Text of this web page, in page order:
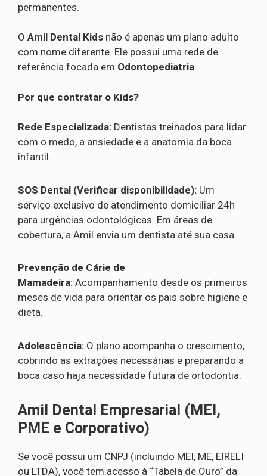
permanentes.
O Amil Dental Kids não é apenas um plano adulto
com nome diferente. Ele possui uma rede de
referência focada em Odontopediatria.
Por que contratar o Kids?
Rede Especializada: Dentistas treinados para lidar
com o medo, a ansiedade e a anatomia da boca
infantil.
SOS Dental (Verificar disponibilidade): Um
serviço exclusivo de atendimento domiciliar 24h
para urgências odontológicas. Em áreas de
cobertura, a Amil envia um dentista até sua casa.
Prevenção de Cárie de
Mamadeira: Acompanhamento desde os primeiros
meses de vida para orientar os pais sobre higiene e
dieta.
Adolescência: O plano acompanha o crescimento,
cobrindo as extrações necessárias e preparando a
boca caso haja necessidade futura de ortodontia.
Amil Dental Empresarial (MEI,
PME e Corporativo)
Se você possui um CNPJ (incluindo MEI, ME, EIRELI
ou LTDA), você tem acesso à “Tabela de Ouro” da